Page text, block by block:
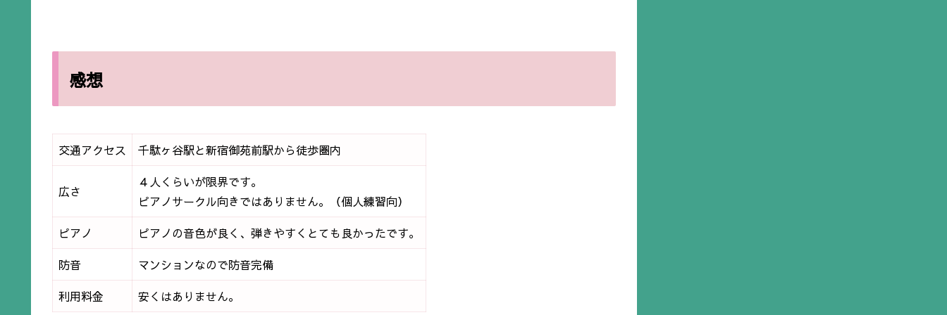
感想
交通アクセス 千駄ヶ谷駅と新宿御苑前駅から徒歩圏内
広さ
４人くらいが限界です。
ピアノサークル向きではありません。（個人練習向）
ピアノ ピアノの音色が良く、弾きやすくとても良かったです。
防音 マンションなので防音完備
利用料金 安くはありません。